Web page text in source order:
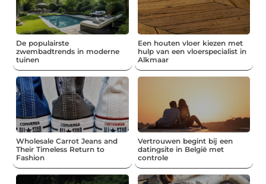
De populairste
zwembadtrends in moderne
tuinen
Een houten vloer kiezen met
hulp van een vloerspecialist in
Alkmaar
Wholesale Carrot Jeans and
Their Timeless Return to
Fashion
Vertrouwen begint bij een
datingsite in België met
controle